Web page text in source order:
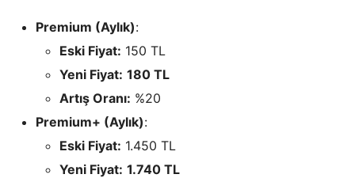
Premium (Aylık):
Eski Fiyat: 150 TL
Yeni Fiyat: 180 TL
Artış Oranı: %20
Premium+ (Aylık):
Eski Fiyat: 1.450 TL
Yeni Fiyat: 1.740 TL